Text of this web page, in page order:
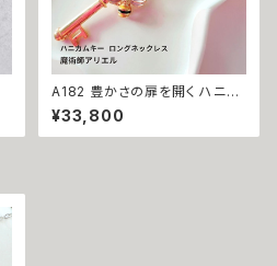
A182 豊かさの扉を開く ハニカ
ムキー 太陽開花の仕事運・生業
守護 才能開花 ロングネックレ
ス 魔術師アリエル 魔術 金運 仕
¥33,800